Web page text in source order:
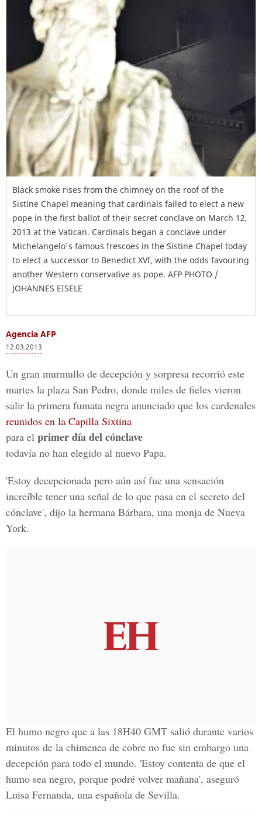
Black smoke rises from the chimney on the roof of the
Sistine Chapel meaning that cardinals failed to elect a new
pope in the first ballot of their secret conclave on March 12,
2013 at the Vatican. Cardinals began a conclave under
Michelangelo's famous frescoes in the Sistine Chapel today
to elect a successor to Benedict XVI, with the odds favouring
another Western conservative as pope. AFP PHOTO /
JOHANNES EISELE
Agencia AFP
12.03.2013
Un gran murmullo de decepción y sorpresa recorrió este
martes la plaza San Pedro, donde miles de fieles vieron
salir la primera fumata negra anunciado que los cardenales
reunidos en la Capilla Sixtina
para el primer día del cónclave
todavía no han elegido al nuevo Papa.
'Estoy decepcionada pero aún así fue una sensación
increíble tener una señal de lo que pasa en el secreto del
cónclave', dijo la hermana Bárbara, una monja de Nueva
York.
El humo negro que a las 18H40 GMT salió durante varios
minutos de la chimenea de cobre no fue sin embargo una
decepción para todo el mundo. 'Estoy contenta de que el
humo sea negro, porque podré volver mañana', aseguró
Luisa Fernanda, una española de Sevilla.